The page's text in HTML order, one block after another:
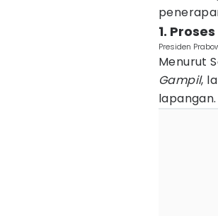
1.
Presiden
Menurut
Gampil,
lapangan.